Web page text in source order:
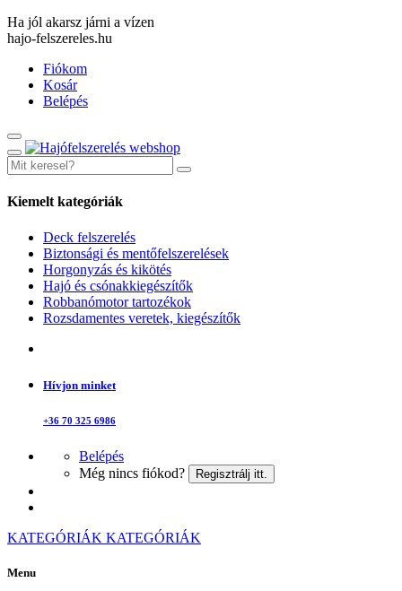
Ha jól akarsz járni a vízen
hajo-felszereles.hu
Fiókom
Kosár
Belépés
Kiemelt kategóriák
Deck felszerelés
Biztonsági és mentőfelszerelések
Horgonyzás és kikötés
Hajó és csónakkiegészítők
Robbanómotor tartozékok
Rozsdamentes veretek, kiegészítők
Hívjon minket
+36 70 325 6986
Belépés
Még nincs fiókod?
Regisztrálj itt.
KATEGÓRIÁK KATEGÓRIÁK
Menu